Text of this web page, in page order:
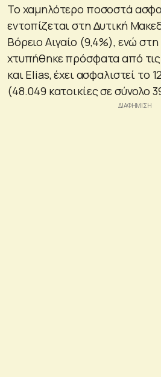
Το χαµηλότερο ποσοστά
εντοπίζεται στη ∆υτική
Βόρειο Αιγαίο (9,4%), ενώ
χτυπήθηκε πρόσφατα από τις
και Elias, έχει ασφαλιστεί το
(48.049 κατοικίες σε σύνολο